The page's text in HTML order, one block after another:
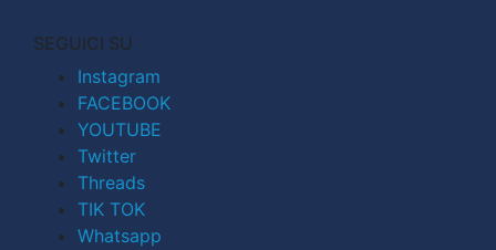
SEGUICI SU
Instagram
FACEBOOK
YOUTUBE
Twitter
Threads
TIK TOK
Whatsapp